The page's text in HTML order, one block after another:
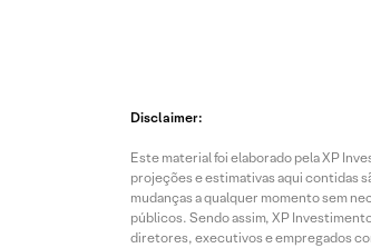
Disclaimer:
Este material foi elaborado pela XP
projeções e estimativas aqui contidas
mudanças a qualquer momento sem
públicos. Sendo assim, XP
diretores, executivos e empregados